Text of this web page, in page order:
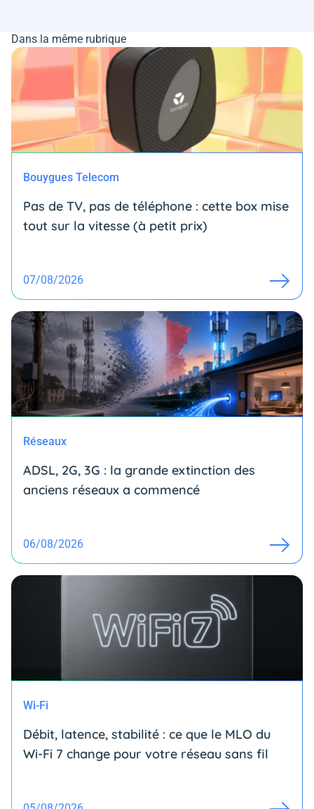
Dans la même rubrique
Bouygues Telecom
Pas de TV, pas de téléphone : cette box mise
tout sur la vitesse (à petit prix)
07/08/2026
Réseaux
ADSL, 2G, 3G : la grande extinction des
anciens réseaux a commencé
06/08/2026
Wi-Fi
Débit, latence, stabilité : ce que le MLO du
Wi-Fi 7 change pour votre réseau sans fil